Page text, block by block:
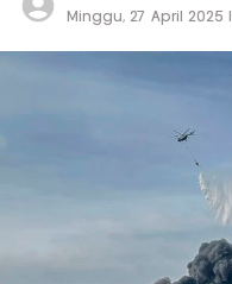
Minggu, 27 April 2025